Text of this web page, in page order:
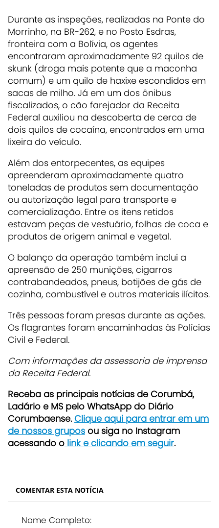
Durante as inspeções, realizadas na Ponte do
Morrinho, na BR-262, e no Posto Esdras,
fronteira com a Bolívia, os agentes
encontraram aproximadamente 92 quilos de
skunk (droga mais potente que a maconha
comum) e um quilo de haxixe escondidos em
sacas de milho. Já em um dos ônibus
fiscalizados, o cão farejador da Receita
Federal auxiliou na descoberta de cerca de
dois quilos de cocaína, encontrados em uma
lixeira do veículo.
Além dos entorpecentes, as equipes
apreenderam aproximadamente quatro
toneladas de produtos sem documentação
ou autorização legal para transporte e
comercialização. Entre os itens retidos
estavam peças de vestuário, folhas de coca e
produtos de origem animal e vegetal.
O balanço da operação também inclui a
apreensão de 250 munições, cigarros
contrabandeados, pneus, botijões de gás de
cozinha, combustível e outros materiais ilícitos.
Três pessoas foram presas durante as ações.
Os flagrantes foram encaminhadas às Polícias
Civil e Federal.
Com informações da assessoria de imprensa
da Receita Federal.
Receba as principais notícias de Corumbá,
Ladário e MS pelo WhatsApp do Diário
Corumbaense.Clique aqui para entrar em um
de nossos grupos ou siga no Instagram
acessando o link e clicando em seguir.
COMENTAR ESTA NOTÍCIA
Nome Completo: